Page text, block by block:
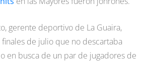
gerente deportivo de La Guaira,
de julio que no descartaba
en busca de un par de jugadores de